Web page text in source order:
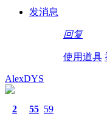
发消息
回复
使用道具
AlexDYS
2 55 59